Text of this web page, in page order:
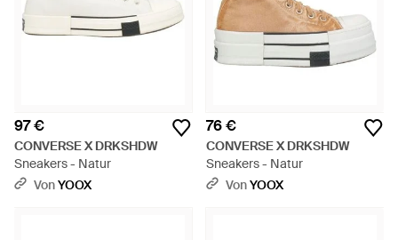
97 €
CONVERSE X DRKSHDW
Sneakers - Natur
VonYOOX
76 €
CONVERSE X DRKSHDW
Sneakers - Natur
VonYOOX